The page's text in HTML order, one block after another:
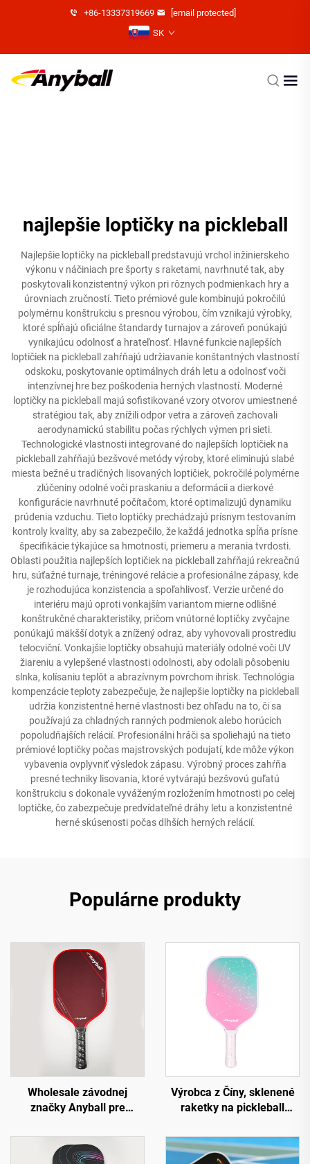
+86-13337319669
[email protected]
SK
najlepšie loptičky na pickleball
Najlepšie loptičky na pickleball predstavujú vrchol inžinierskeho
výkonu v náčiniach pre športy s raketami, navrhnuté tak, aby
poskytovali konzistentný výkon pri rôznych podmienkach hry a
úrovniach zručností. Tieto prémiové gule kombinujú pokročilú
polymérnu konštrukciu s presnou výrobou, čím vznikajú výrobky,
ktoré spĺňajú oficiálne štandardy turnajov a zároveň ponúkajú
vynikajúcu odolnosť a hrateľnosť. Hlavné funkcie najlepších
loptičiek na pickleball zahŕňajú udržiavanie konštantných vlastností
odskoku, poskytovanie optimálnych dráh letu a odolnosť voči
intenzívnej hre bez poškodenia herných vlastností. Moderné
loptičky na pickleball majú sofistikované vzory otvorov umiestnené
stratégiou tak, aby znížili odpor vetra a zároveň zachovali
aerodynamickú stabilitu počas rýchlych výmen pri sieti.
Technologické vlastnosti integrované do najlepších loptičiek na
pickleball zahŕňajú bezšvové metódy výroby, ktoré eliminujú slabé
miesta bežné u tradičných lisovaných loptičiek, pokročilé polymérne
zlúčeniny odolné voči praskaniu a deformácii a dierkové
konfigurácie navrhnuté počítačom, ktoré optimalizujú dynamiku
prúdenia vzduchu. Tieto loptičky prechádzajú prísnym testovaním
kontroly kvality, aby sa zabezpečilo, že každá jednotka spĺňa prísne
špecifikácie týkajúce sa hmotnosti, priemeru a merania tvrdosti.
Oblasti použitia najlepších loptičiek na pickleball zahŕňajú rekreačnú
hru, súťažné turnaje, tréningové relácie a profesionálne zápasy, kde
je rozhodujúca konzistencia a spoľahlivosť. Verzie určené do
interiéru majú oproti vonkajším variantom mierne odlišné
konštrukčné charakteristiky, pričom vnútorné loptičky zvyčajne
ponúkajú mäkšší dotyk a znížený odraz, aby vyhovovali prostrediu
telocviční. Vonkajšie loptičky obsahujú materiály odolné voči UV
žiareniu a vylepšené vlastnosti odolnosti, aby odolali pôsobeniu
slnka, kolísaniu teplôt a abrazívnym povrchom ihrísk. Technológia
kompenzácie teploty zabezpečuje, že najlepšie loptičky na pickleball
udržia konzistentné herné vlastnosti bez ohľadu na to, či sa
používajú za chladných ranných podmienok alebo horúcich
popoludňajších relácií. Profesionálni hráči sa spoliehajú na tieto
prémiové loptičky počas majstrovských podujatí, kde môže výkon
vybavenia ovplyvniť výsledok zápasu. Výrobný proces zahŕňa
presné techniky lisovania, ktoré vytvárajú bezšvovú guľatú
konštrukciu s dokonale vyváženým rozložením hmotnosti po celej
loptičke, čo zabezpečuje predvídateľné dráhy letu a konzistentné
herné skúsenosti počas dlhších herných relácií.
Populárne produkty
Wholesale závodnej
značky Anyball pre
pickleball
Výrobca z Číny, sklenené
raketky na pickleball
dispozícii OEM